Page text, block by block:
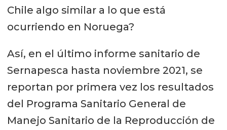
Chile algo similar a lo que está
ocurriendo en Noruega?
Así, en el último informe sanitario de
Sernapesca hasta noviembre 2021, se
reportan por primera vez los resultados
del Programa Sanitario General de
Manejo Sanitario de la Reproducción de